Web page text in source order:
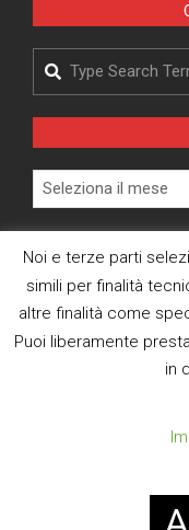
Search
Archivi
Noi e terze parti
simili per finalità
altre finalità come
Puoi liberamente
in